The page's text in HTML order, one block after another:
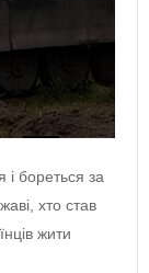
і бореться за
хто став
жити